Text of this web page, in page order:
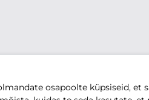
osapoolte küpsiseid, et